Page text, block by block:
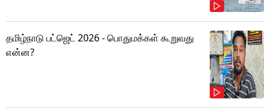
தமிழ்நாடு பட்ஜெட் 2026 - பொதுமக்கள் கூறுவது
என்ன?